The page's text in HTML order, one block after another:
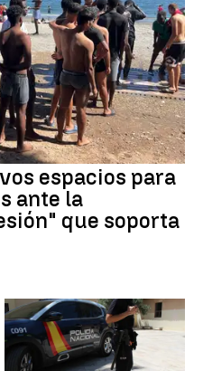
espacios para
ante la
que soporta